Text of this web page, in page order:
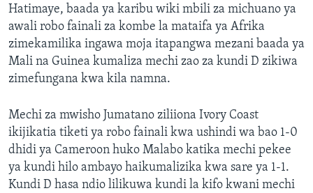
Hatimaye, baada ya karibu wiki mbili za michuano ya
awali robo fainali za kombe la mataifa ya Afrika
zimekamilika ingawa moja itapangwa mezani baada ya
Mali na Guinea kumaliza mechi zao za kundi D zikiwa
zimefungana kwa kila namna.
Mechi za mwisho Jumatano ziliiona Ivory Coast
ikijikatia tiketi ya robo fainali kwa ushindi wa bao 1-0
dhidi ya Cameroon huko Malabo katika mechi pekee
ya kundi hilo ambayo haikumalizika kwa sare ya 1-1.
Kundi D hasa ndio lilikuwa kundi la kifo kwani mechi